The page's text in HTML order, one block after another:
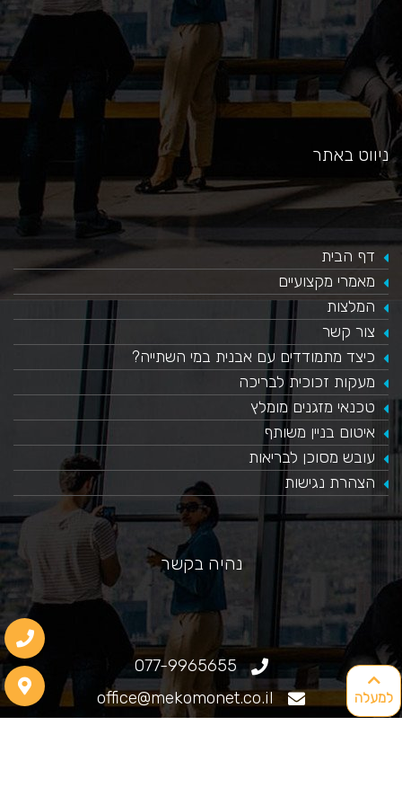
למעלה
ניווט באתר
דף הבית
מאמרי מקצועיים
המלצות
צור קשר
כיצד מתמודדים עם אבנית במי השתייה?
​מעקות זכוכית לבריכה
טכנאי מזגנים מומלץ
איטום בניין משותף
עובש מסוכן לבריאות
הצהרת נגישות
נהיה בקשר
077-9965655
office@mekomonet.co.il